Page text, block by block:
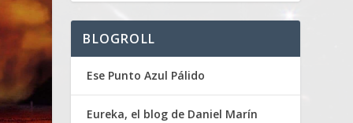
BLOGROLL
Ese Punto Azul Pálido
Eureka, el blog de Daniel Marín